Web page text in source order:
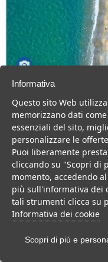
Calabria > Calabria
252 Camere
Confortevole Resort 4
mare, con una
Villaggio Resort
Informativa
Questo sito Web
memorizzano dati
essenziali del sito,
personalizzare le
Puoi liberamente
cliccando su "Scopri di
momento, accedendo
più sull'informativa dei
tali strumenti clicca su
Informativa dei cookie
Scopri di più e